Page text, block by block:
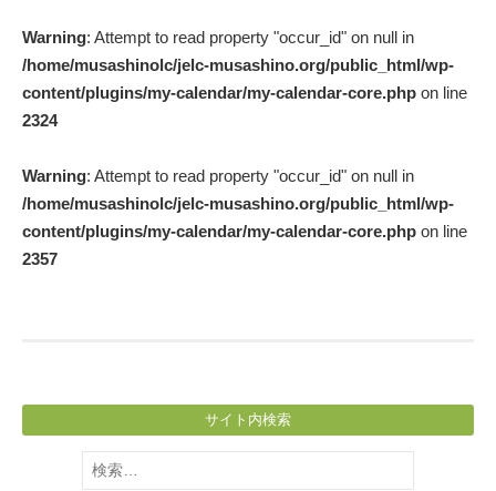
navigation
Warning: Attempt to read property "occur_id" on null in
/home/musashinolc/jelc-musashino.org/public_html/wp-
content/plugins/my-calendar/my-calendar-core.php on line
2324
Warning: Attempt to read property "occur_id" on null in
/home/musashinolc/jelc-musashino.org/public_html/wp-
content/plugins/my-calendar/my-calendar-core.php on line
2357
サイト内検索
検
索: